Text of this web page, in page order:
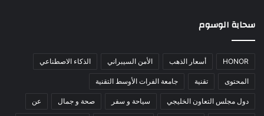
سحابة الوسوم
HONOR أسعار الذهب الأمن السيبراني الذكاء الاصطناعي
المحتوى تقنية جامعة الفرات الأوسط التقنية
دول مجلس التعاون الخليجي سياحة و سفر صحة و جمال عن